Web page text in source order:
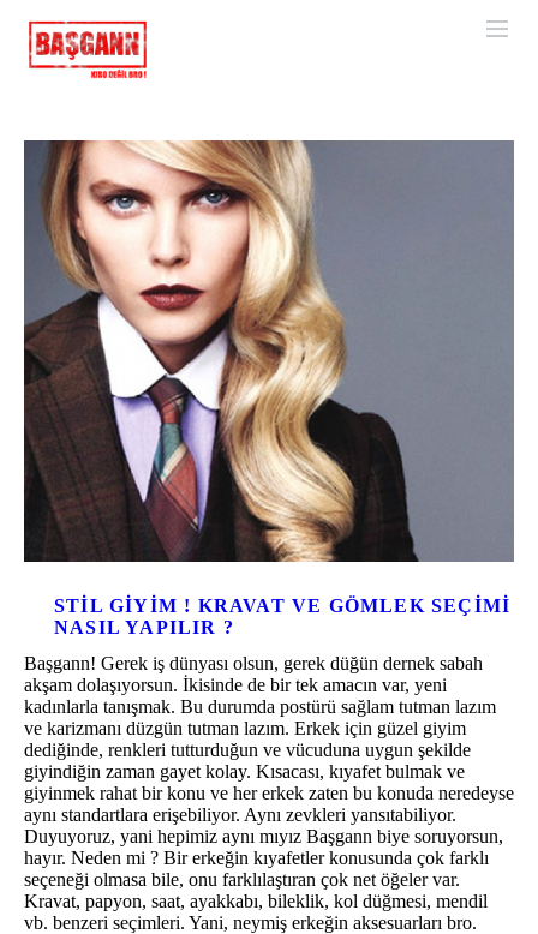
STIL GIYIM ! KRAVAT VE GÖMLEK SEÇIMI
NASIL YAPILIR ?
Başgann! Gerek iş dünyası olsun, gerek düğün dernek sabah
akşam dolaşıyorsun. İkisinde de bir tek amacın var, yeni
kadınlarla tanışmak. Bu durumda postürü sağlam tutman lazım
ve karizmanı düzgün tutman lazım. Erkek için güzel giyim
dediğinde, renkleri tutturduğun ve vücuduna uygun şekilde
giyindiğin zaman gayet kolay. Kısacası, kıyafet bulmak ve
giyinmek rahat bir konu ve her erkek zaten bu konuda neredeyse
aynı standartlara erişebiliyor. Aynı zevkleri yansıtabiliyor.
Duyuyoruz, yani hepimiz aynı mıyız Başgann biye soruyorsun,
hayır. Neden mi ? Bir erkeğin kıyafetler konusunda çok farklı
seçeneği olmasa bile, onu farklılaştıran çok net öğeler var.
Kravat, papyon, saat, ayakkabı, bileklik, kol düğmesi, mendil
vb. benzeri seçimleri. Yani, neymiş erkeğin aksesuarları bro.